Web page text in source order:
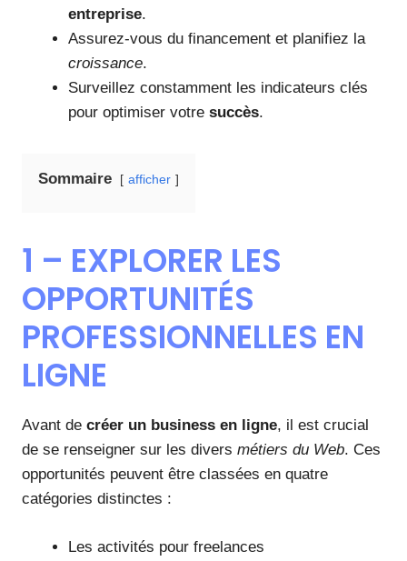
entreprise.
Assurez-vous du financement et planifiez la
croissance.
Surveillez constamment les indicateurs clés
pour optimiser votre succès.
Sommaire afficher
1 – EXPLORER LES
OPPORTUNITÉS
PROFESSIONNELLES EN
LIGNE
Avant de créer un business en ligne, il est crucial
de se renseigner sur les divers métiers du Web. Ces
opportunités peuvent être classées en quatre
catégories distinctes :
Les activités pour freelances